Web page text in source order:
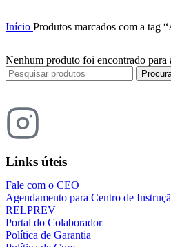
Início Produtos marcados com a
Nenhum produto foi encontrado para
Links úteis
Fale com o CEO
Agendamento para Centro de
RELPREV
Portal do Colaborador
Política de Garantia